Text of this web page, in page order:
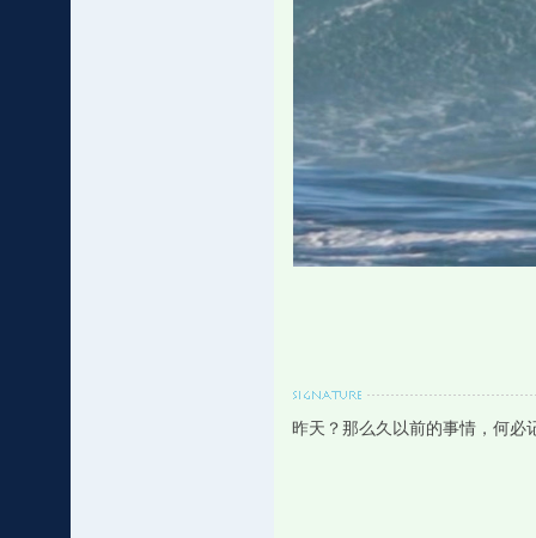
昨天？那么久以前的事情，何必